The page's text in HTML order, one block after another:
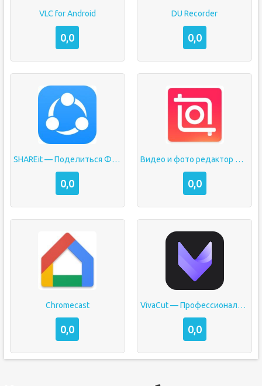
VLC for Android
0,0
DU Recorder
0,0
SHAREit — Поделиться Файлами
0,0
Видео и фото редактор — InShot
0,0
Chromecast
0,0
VivaCut — Профессиональный видеоредактор
0,0